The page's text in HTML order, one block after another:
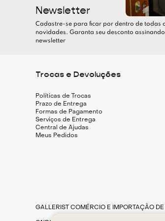
Newsletter
Cadastre-se para ficar por dentro de todas
novidades. Garanta seu desconto
newsletter
Trocas e Devoluções
Políticas de Trocas
Prazo de Entrega
Formas de Pagamento
Serviços de Entrega
Central de Ajudas
Meus Pedidos
GALLERIST COMÉRCIO E IMPORTAÇÃO